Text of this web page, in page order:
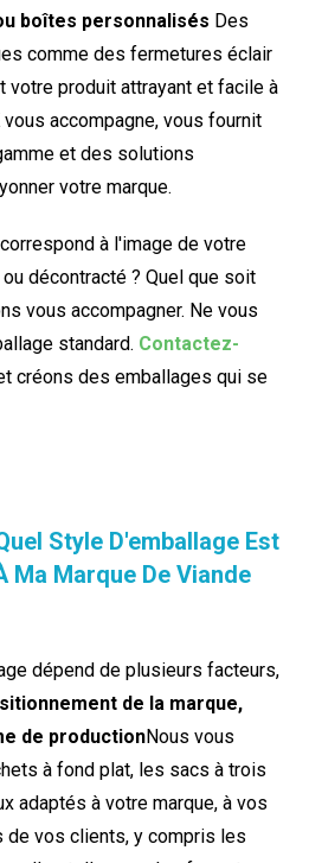
boîtes personnalisés Des
comme des fermetures éclair
votre produit attrayant et facile à
accompagne, vous fournit
et des solutions
votre marque.
à l'image de votre
décontracté ? Quel que soit
vous accompagner. Ne vous
standard. Contactez-
créons des emballages qui se
Style D'emballage Est
Ma Marque De Viande
dépend de plusieurs facteurs,
de la marque,
de productionNous vous
à fond plat, les sacs à trois
adaptés à votre marque, à vos
de vos clients, y compris les